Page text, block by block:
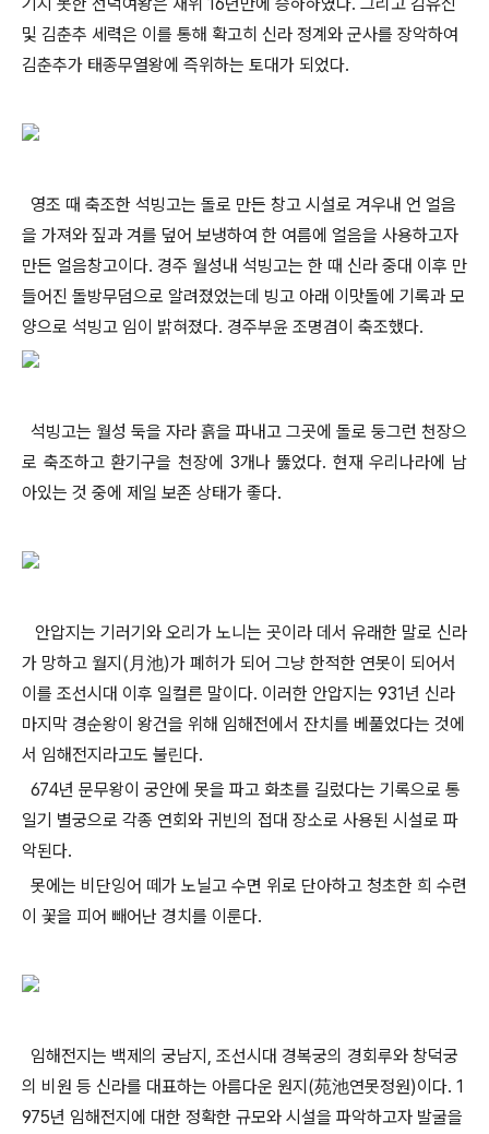
및 김춘추 세력은 이를 통해 확고히 신라 정계와 군사를 장악하여
김춘추가 태종무열왕에 즉위하는 토대가 되었다.
영조 때 축조한 석빙고는 돌로 만든 창고 시설로 겨우내 언 얼음
을 가져와 짚과 겨를 덮어 보냉하여 한 여름에 얼음을 사용하고자
만든 얼음창고이다. 경주 월성내 석빙고는 한 때 신라 중대 이후 만
들어진 돌방무덤으로 알려졌었는데 빙고 아래 이맛돌에 기록과 모
양으로 석빙고 임이 밝혀졌다. 경주부윤 조명겸이 축조했다.
석빙고는 월성 둑을 자라 흙을 파내고 그곳에 돌로 둥그런 천장으
로 축조하고 환기구을 천장에 3개나 뚫었다. 현재 우리나라에 남
아있는 것 중에 제일 보존 상태가 좋다.
안압지는 기러기와 오리가 노니는 곳이라 데서 유래한 말로 신라
가 망하고 월지(月池)가 폐허가 되어 그냥 한적한 연못이 되어서
이를 조선시대 이후 일컬른 말이다. 이러한 안압지는 931년 신라
마지막 경순왕이 왕건을 위해 임해전에서 잔치를 베풀었다는 것에
서 임해전지라고도 불린다.
674년 문무왕이 궁안에 못을 파고 화초를 길렀다는 기록으로 통
일기 별궁으로 각종 연회와 귀빈의 접대 장소로 사용된 시설로 파
악된다.
못에는 비단잉어 떼가 노닐고 수면 위로 단아하고 청초한 희 수련
이 꽃을 피어 빼어난 경치를 이룬다.
임해전지는 백제의 궁남지, 조선시대 경복궁의 경회루와 창덕궁
의 비원 등 신라를 대표하는 아름다운 원지(苑池연못정원)이다. 1
975년 임해전지에 대한 정확한 규모와 시설을 파악하고자 발굴을